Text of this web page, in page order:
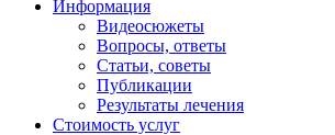
Информация
Видеосюжеты
Вопросы, ответы
Статьи, советы
Публикации
Результаты лечения
Стоимость услуг